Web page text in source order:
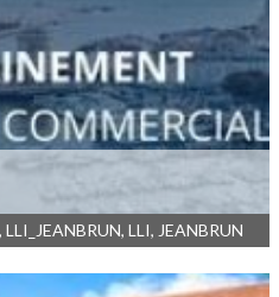
LLI, JEANBRUN